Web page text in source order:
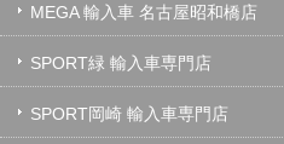
MEGA 輸入車 名古屋昭和橋店
SPORT緑 輸入車専門店
SPORT岡崎 輸入車専門店